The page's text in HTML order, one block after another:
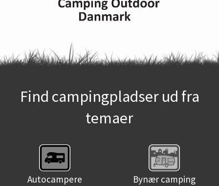
Find campingpladser ud fra
temaer
Autocampere Bynær camping